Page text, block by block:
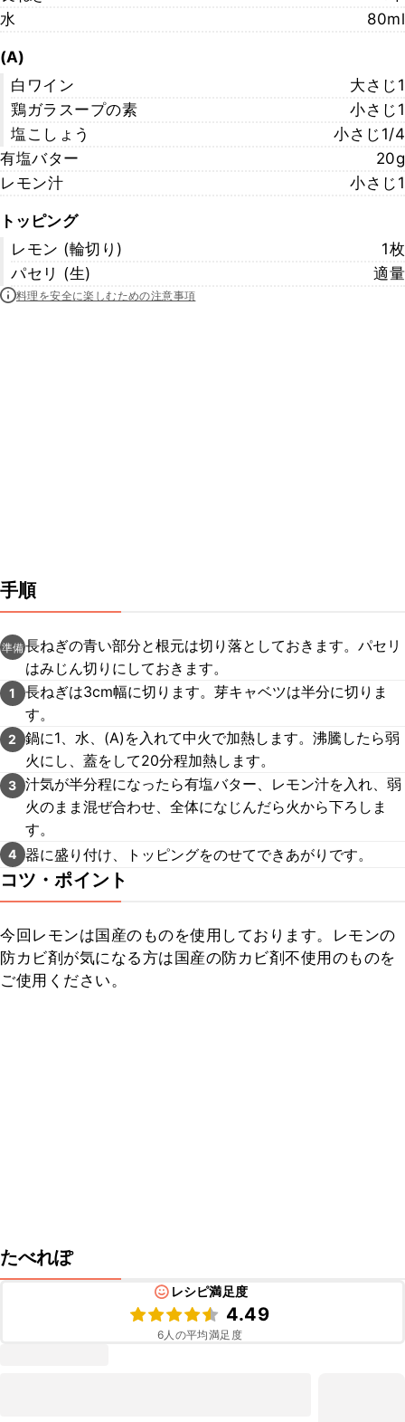
水
80ml
(A)
白ワイン
大さじ1
鶏ガラスープの素
小さじ1
塩こしょう
小さじ1/4
有塩バター
20g
レモン汁
小さじ1
トッピング
レモン (輪切り)
1枚
パセリ (生)
適量
料理を安全に楽しむための注意事項
手順
準備長ねぎの青い部分と根元は切り落としておきます。パセリ
はみじん切りにしておきます。
1
長ねぎは3cm幅に切ります。芽キャベツは半分に切りま
す。
2
鍋に1、水、(A)を入れて中火で加熱します。沸騰したら弱
火にし、蓋をして20分程加熱します。
3 汁気が半分程になったら有塩バター、レモン汁を入れ、弱
火のまま混ぜ合わせ、全体になじんだら火から下ろしま
す。
4 器に盛り付け、トッピングをのせてできあがりです。
コツ・ポイント
今回レモンは国産のものを使用しております。レモンの
防カビ剤が気になる方は国産の防カビ剤不使用のものを
ご使用ください。
たべれぽ
レシピ満足度
4.49
6人の平均満足度